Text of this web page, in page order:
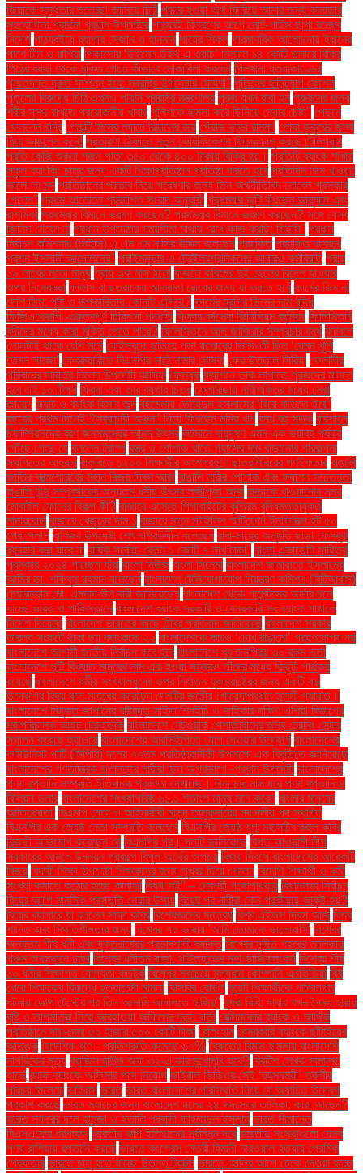
জিয়াকে সুস্থতার শুভেচ্ছা জানিয়ে চিঠি পাচার হওয়া অর্থ ফিরিয়ে আনার জন্য কানাডার
সহযোগিতা প্রার্থনা প্রধান উপদেষ্টার পাঠ্যবই বিতরণের আগে নোট-গাইড ছাপা বন্ধের
নির্দেশ পাঠ্যবইয়ে র‍্যাপার সেজান ও হান্নান পায়ের শিকল পারমাণবিক আলোচনায় ইরানের
পাশে চীন ও রাশিয়া পিকাসোর ‘উইমেন উইথ এ ওয়াচ’ নিলামে ১৪ কোটি ডলারে বিক্রি
পিঠের ব্যথা থেকে মুক্তি পেতে কীভাবে মোকাবিলা করবেন পিলখানা হত্যাকাণ্ডের
পুনঃতদন্ত দ্রুত সম্পন্ন হবে: স্বরাষ্ট্র উপদেষ্টার ঘোষণা" পুতিনের হানিট্র্যাপ কৌশল
পুতুলের বিরুদ্ধে চিঠি এখনও পায়নি পররাষ্ট্র মন্ত্রণালয় পুরুষ যখন বাবা হন পুরুষদের জন্য
শরীর সুস্থ রাখতে প্রয়োজনীয় খাবার পুলিশকে হামলা করে ছিনিয়ে নেয়ার চেষ্টা" পেছনে
ফেললেন রদ্রি পেনাল্টি মিসের ম্যাচে রিয়ালের জয় পেঁয়াজ ছাড়া রান্না! পোষা কুকুরের জন্য
বিয়ে ভাঙলেন কনে! প্রতারণা ঠেকাতে নতুন ভেরিফিকেশন ফিচার চালু করছে টেলিগ্রাম
প্রতি কেজি শুকনা শজন পাতা ৩৫০ থেকে ৪০০ টাকায় বিক্রি হয়। প্রতিটি ব্যাংক শাখায়
স্কুল ব্যাংকিং চালুর জন্য একটি শিক্ষাপ্রতিষ্ঠান প্রতিষ্ঠা করতে হবে প্রতিদিন ডিম খাওয়া:
ভালো না মন্দ প্রতিষ্ঠানের প্রভাব নিয়ে গবেষণার জন্য তিন অর্থনীতিবিদ নোবেল পুরস্কার
পেলেন" প্রথম আলোতে প্রকাশিত সংবাদ অনুযায়ী প্রথমবার জুটি বাঁধছেন আয়ুষ্মান এবং
রাশমিকা প্রথমবার বিমানে ভ্রমণ করছেন? প্রথমবার বিমানে ভ্রমণ করছেন? সঙ্গে যেসব
জিনিস নেবেন না প্রধান উপদেষ্টার সময়সীমা মাথায় রেখে কাজ করছি: সিইসি" প্রধান
নির্বাচন কমিশনার (সিইসি) এ এম এম নাসির উদ্দিন বলেছেন প্রযুক্তি প্রযুক্তি ব্যবহার
প্রশ্ন ইসলামী আন্দোলনের" প্রাইমমুভার ও ট্রেইলরশ্রমিকদের আবারও কর্মবিরতি প্রায়
১৯ লাখের মতো মানুষ প্রায় এক মাস হলো ফজলে করিমের দুই ছেলের বিদেশ যাওয়ার
ওপর নিষেধাজ্ঞা ফাঙ্গাস বা ছত্রাকের আক্রমণ রোধের জন্য যা করতে হবে ফার্মের ডিম না
দেশি ডিম: পুষ্টি ও উপকারিতায় কোনটি এগিয়ে? ফার্মের মুরগির ডিমের দাম বৃদ্ধি
ফিজিওথেরাপি -গুরুত্বপূর্ণ চিকিৎসা পদ্ধতি ফিফার বর্ষসেরা ভিনিসিয়ুস জুনিয়র ফিলিস্তিনি
বন্দীদের মধ্যে কারা মুক্তি পেতে পারে? ফিলিস্তিনে আল জাজিরার সম্প্রচার বন্ধ ফুটবলে
গোলটাই থাকে বেশি মনে ফেইসবুকে ছড়িয়ে পড়া যশোরের ভিডিওটি ছিল ‘যেমন খুশি
তেমন সাজো’ ফেব্রুয়ারিতে বিএনপির মাঠে নামার ঘোষণা ফের উত্তাল সিরিয়া ফেলানীর
পরিবারের দায়িত্ব নিলেন উপদেষ্টা আসিফ ফেসবুক ফ্যাশনে তাক লাগাতে পুরুষদের মানতে
হবে এই ১০ টিপস ফ্রিদা এবং তার ব্যথার চিত্র ফ্লোরিডায় নারীশক্তির মধ্যে সেরা
জায়েদ ফ্ল্যাট ও ব্যাংক হিসাব জব্দ বইমেলায় তৌহিদুল ইসলামের ‘বিয়ে বাড়িতে ইয়ে’
বছরের প্রথম দিনেই ‘স্বৈরাচারী অঞ্জনা’ নিয়ে ফিরছেন মনির খান বন্ধ বহু সড়ক বরিশালে
চ্যাম্পিয়নদের বরণ জনসমুদ্রের আনন্দ উৎসব বর্তমানে বায়ুদূষণ এমন এক ভয়াবহ পর্যায়ে
পৌঁছে গেছে যে বললেন ট্রাম্প বস্ত্র ও পোশাক খাতে গ্যাসের দাম বাড়ানোর পরিকল্পনা
স্থগিতের আহ্বান বাকৃবিতে ১২০০ শিক্ষার্থীর অংশগ্রহণে ছাত্রশিবিরের গণইফতার বাঙালি
জাতির আত্মগৌরবের মহান বিজয় দিবস আজ বাঙালি নারীর পোশাক এবং ফ্যাশন সচেতনতা
বাঙালি হিন্দু সম্প্রদায়ের অন্যতম ধর্মীয় উৎসব লক্ষ্মীপূজা আজ বাচ্চাকে খাওয়ানোর সময়
মোবাইল ফোনের বিকল্প কী? বাজারে এসেছে গিগাবাইটের কৃত্রিম বুদ্ধিমত্তাযুক্ত
মাদারবোর্ড বাজারে খেজুরের দাম ১ বাজারে নতুন স্টাইলিশ স্মার্টফোন ইনফিনিক্স হট ৫০
প্রো প্লাস বাণিজ্য উপদেষ্টা শেখ বশিরউদ্দীন বলেছেন বাবা-মায়ের অনুমতি ছাড়া ফেসবুক
ব্যবহার করা যাবে না বার্ষিক সর্বোচ্চ বেতন ১ কোটি ৭ লাখ টাকা" বাংলা একাডেমি সাহিত্য
পুরস্কার ২০২৪ পাচ্ছেন যাঁরা বাংলা নিউজ বাংলা সিনেমা বাংলাদেশ জামায়াতে ইসলামের
আমির ডা. শফিকুর রহমান বলেছেন বাংলাদেশ টেলিযোগাযোগ নিয়ন্ত্রণ কমিশন (বিটিআরসি)
চেয়ারম্যান মো. এমদাদ উল বারী জানিয়েছেন বাংলাদেশ থেকে গার্মেন্টসের অর্ডার চলে
যাচ্ছে ভারত ও পাকিস্তানে বাংলাদেশ ব্যাংক সরকারি ও বেসরকারি সব ব্যাংক শাখাকে
নির্দেশ দিয়েছে বাংলাদেশ ভারতের কাছে তীব্র প্রতিবাদ জানিয়েছে বাংলাদেশ সরকার
তারল্য সংকটে থাকা ছয় ব্যাংককে ২২ বাংলাদেশকে কারও ‘চোখ রাঙানো’ গ্রহণযোগ্য নয়
বাংলাদেশে আগামী জাতীয় নির্বাচন কবে হবে বাংলাদেশে খুব জনপ্রিয় ৩০ রকম ভর্তা
বাংলাদেশে দুটি বিখ্যাত মানুষের নাম এক হওয়া সত্ত্বেও তাঁদের মধ্যে কিছুটা পার্থক্য
রয়েছে বাংলাদেশে ধর্মীয় সংখ্যালঘুদের ওপর নির্যাতন যুক্তরাষ্ট্রের জন্য একটি বড়
উদ্বেগের বিষয় বলে মন্তব্য করেছেন দেশটির জাতীয় গোয়েন্দাপ্রধান তুলসী গ্যাবার্ড।
বাংলাদেশে নিযুক্ত জাপানের রাষ্ট্রদূত সাইদা শিনইচি ও জাইকার দক্ষিণ এশিয়া বিভাগের
মহাপরিচালক আইট টেরুইউকি বাংলাদেশে নেটওয়ার্ক পেশাজীবীদের জন্য ট্রেনিং সেন্টার
স্থাপন করেছে হুয়াওয়ে বাংলাদেশের আরসিইপিতে যোগ দেওয়ার উদ্যোগ বাংলাদেশের
কমিউনিস্ট পার্টি (সিপিবি) দলের ৭৭তম প্রতিষ্ঠাবার্ষিকী উপলক্ষে এক বিবৃতিতে জানিয়েছে
বাংলাদেশের গণতান্ত্রিক রূপান্তরে নারীরা ছিল অগ্রভাগে -প্রধান উপদেষ্টা বাংলাদেশের
পণ্য রপ্তানি সম্প্রতি ইতিবাচক প্রবণতা দেখাচ্ছে। টানা চার মাস ধরে পণ্য রপ্তানি ৪
বিলিয়ন ডলার বাংলাদেশের সংখ্যাগরিষ্ঠ ৬১.১ শতাংশ মানুষ মনে করেন বাংলার মানুষের
আতিথেয়তা' বিএনপি নেতা ও আইনজীবী মাসুদ তালুকদারের সব দলীয় পদ স্থগিত
বিএনপির এক জ্যেষ্ঠ নেতা সম্প্রতি বলেছেন বিএনপির জ্যেষ্ঠ যুগ্ম মহাসচিব রুহুল কবির
রিজভী অভিযোগ করেছেন যে বিএনপির পর। দলটি জানিয়েছে বিগত আওয়ামী লীগ
সরকারের আমলে উন্নয়ন প্রকল্পে বিপুল অর্থের অপচয় বিজয় দিবসে বাংলাদেশের আরেকটি
বিজয় বিদায়ী শিক্ষা উপদেষ্টা শিক্ষকদের জন্য সুখবর দিয়ে গেলেন বিদেশি শিক্ষার্থী ও কর্মী
সংখ্যা কমাতে কঠোর হচ্ছে কানাডা বিধবা নই” – দেবশ্রী গঙ্গোপাধ্যায় বিধানসভা নির্বাচন
বিয়ের আগে মানসিক প্রস্তুতি নেয়ার উপায় বিয়ের পর নারীরা কেন পরকীয়ায় আকৃষ্ট হয়?
বিয়ের ব্যাপারে যা বললেন সাফা কবির বিশেষজ্ঞদের মন্তব্য বিশ্ব এইডস দিবস আজ বিশ্ব
শান্তি এবং স্থিতিশীলতার জন্য বিশ্বের ৭০ ভাষায় 'আমি তোমাকে ভালোবাসি' বিশ্বের
অন্যতম শীর্ষ ধনী এবং যুক্তরাষ্ট্রের প্রভাবশালী ব্যক্তি বিশ্বের দূষিত শহরের তালিকায়
পঞ্চম অবস্থানে ঢাকা বিশ্বের ধনীতম রাজা: থাইল্যান্ডের মহা ভাজিরালংকর্ন বিশ্বের শীর্ষ
১০ ধনীর শিক্ষাগত যোগ্যতা কতটুকু বিশ্বের সবচেয়ে মূল্যবান কোম্পানি এনভিডিয়া বিষ
খেয়ে শিক্ষকের বিরুদ্ধে হত্যাচেষ্টা মামলা বিসিবির ঘোষণা বুয়েট শিক্ষার্থীকে গাড়িচাপার
ঘটনায় ডোপ টেস্টের পর তিন আসামি আদালতে হাজির" বুশরা বিবি: দাবায় যখন সৈন্য হারায়
বৃষ্টি ও তাপমাত্রা নিয়ে আবহাওয়া অফিসের নতুন বার্তা বেক্সিমকোর ব্যাংক ও আর্থিক
প্রতিষ্ঠানে দায়-দেনা ৫০ হাজার ৫০০ কোটি টাকা বেলিংহাম বেসরকারি ব্যাংকে ছাঁটাইয়ের
আতঙ্ক বৈদেশিক ঋণ - প্রতিশ্রুতি কমেছে ৬৭% বৈরুতের বিমান হামলায় বাংলাদেশি
নাগরিকের মৃত্যু ব্রাজিল রাউন্ড অফ ৩২-এ কার মুখোমুখি হবে? ব্রিটিশ লেখক সামান্থা
হার্ভে ব্র্যাক ব্যাংকে অফিসার পদে নিয়োগ ভাইরাল ভিডিওর সেই ‘রহস্যময়ী’ তরুণীর
পরিচয় মিলেছে ভাইরাস ভারত ভারত বাংলাদেশের পরিস্থিতি নিয়ে যে অযাচিত উদ্বেগ
প্রকাশ করছে ভারত ম্যাচের জন্য বাংলাদেশ দলের ২৪ সদস্যের তালিকা: কারা আছেন?
ভারত সফরের দলে হামজা ও ইতালি প্রবাসী ফাহমেদুল ইসলাম ভারত সীমান্তে
বিএসএফের ধরপাকড় ভারতীয় রুপি ইতিহাসের সর্বনিম্ন দরে ভারতীয় সংস্থাগুলো যেসব
পণ্য রাশিয়ায় রপ্তানি করছে ভারতে কংগ্রেস নেত্রী হিমানী নারওয়াল হত্যায় প্রেমিক
গ্রেফতার ভারতে চালু হতে যাচ্ছে উড়ন্ত ট্যাক্সি ভারতে হোলির আগে ঢেকে দেওয়া হচ্ছে